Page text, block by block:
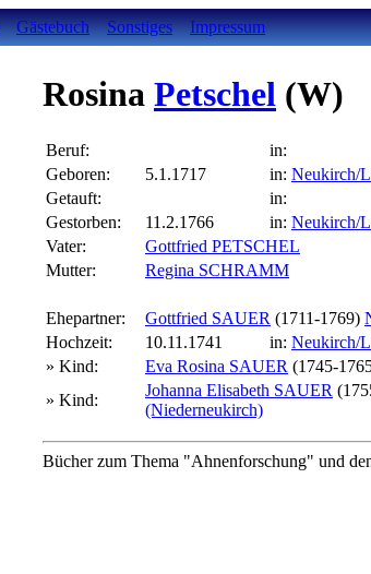
Gästebuch Sonstiges Impressum
Rosina Petschel (W)
Beruf:
in:
Geboren:
5.1.1717 in: Neukirch/
Getauft:
in:
Gestorben:
11.2.1766 in: Neukirch/
Vater:
Gottfried PETSCHEL
Mutter:
Regina SCHRAMM
Ehepartner: Gottfried SAUER (1711-1769)
Hochzeit:
10.11.1741 in: Neukirch/
» Kind:
Eva Rosina SAUER (1745-
» Kind:
Johanna Elisabeth SAUER
(Niederneukirch)
Bücher zum Thema "Ahnenforschung" und